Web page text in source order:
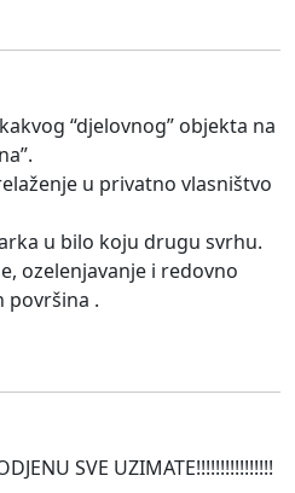
“djelovnog” objekta na
u privatno vlasništvo
u bilo koju drugu svrhu.
ozelenjavanje i redovno
površina .
SVE UZIMATE!!!!!!!!!!!!!!!!